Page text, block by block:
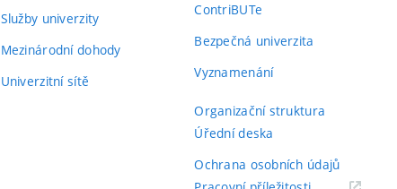
Služby univerzity
Mezinárodní dohody
Univerzitní sítě
ContriBUTe
Bezpečná univerzita
Vyznamenání
Organizační struktura
Úřední deska
Ochrana osobních údajů